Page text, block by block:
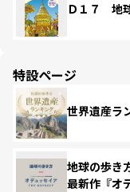
Ｄ１７ 地
特設ページ
世界遺産ラ
地球の歩き
最新作『オ